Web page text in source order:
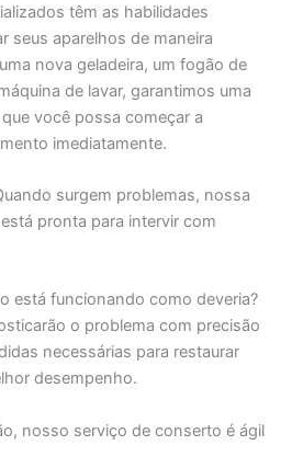
têm as habilidades
seus aparelhos de maneira
nova geladeira, um fogão de
de lavar, garantimos uma
você possa começar a
imediatamente.
surgem problemas, nossa
pronta para intervir com
está funcionando como deveria?
o problema com precisão
necessárias para restaurar
desempenho.
nosso serviço de conserto é ágil